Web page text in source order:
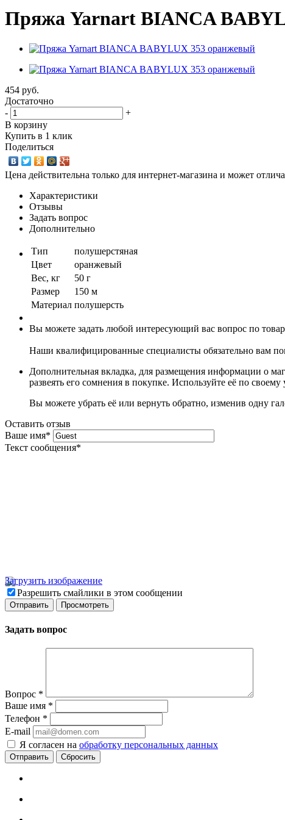
Пряжа Yarnart BIANCA
454 руб.
Достаточно
-
+
В корзину
Купить в 1 клик
Поделиться
Цена действительна только для интернет-магазина и может
Характеристики
Отзывы
Задать вопрос
Дополнительно
Тип
полушерстяная
Цвет
оранжевый
Вес, кг
50 г
Размер
150 м
Материал полушерсть
Вы можете задать любой интересующий вас вопрос по
Наши квалифицированные специалисты обязательно вам
Дополнительная вкладка, для размещения информации о
развеять его сомнения в покупке. Используйте её по
Вы можете убрать её или вернуть обратно, изменив одну
Оставить отзыв
Ваше имя*
Текст сообщения*
Загрузить изображение
Разрешить смайлики в этом сообщении
Задать вопрос
Вопрос *
Ваше имя *
Телефон *
E-mail
Я согласен на обработку персональных данных
Сбросить